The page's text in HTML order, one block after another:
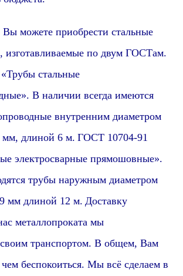
приобрести стальные
изготавливаемые по двум ГОСТам.
стальные
В наличии всегда имеются
внутренним диаметром
мм, длиной 6 м. ГОСТ 10704-91
электросварные прямошовные».
трубы наружным диаметром
мм длиной 12 м. Доставку
металлопроката мы
транспортом. В общем, Вам
беспокоиться. Мы всё сделаем в